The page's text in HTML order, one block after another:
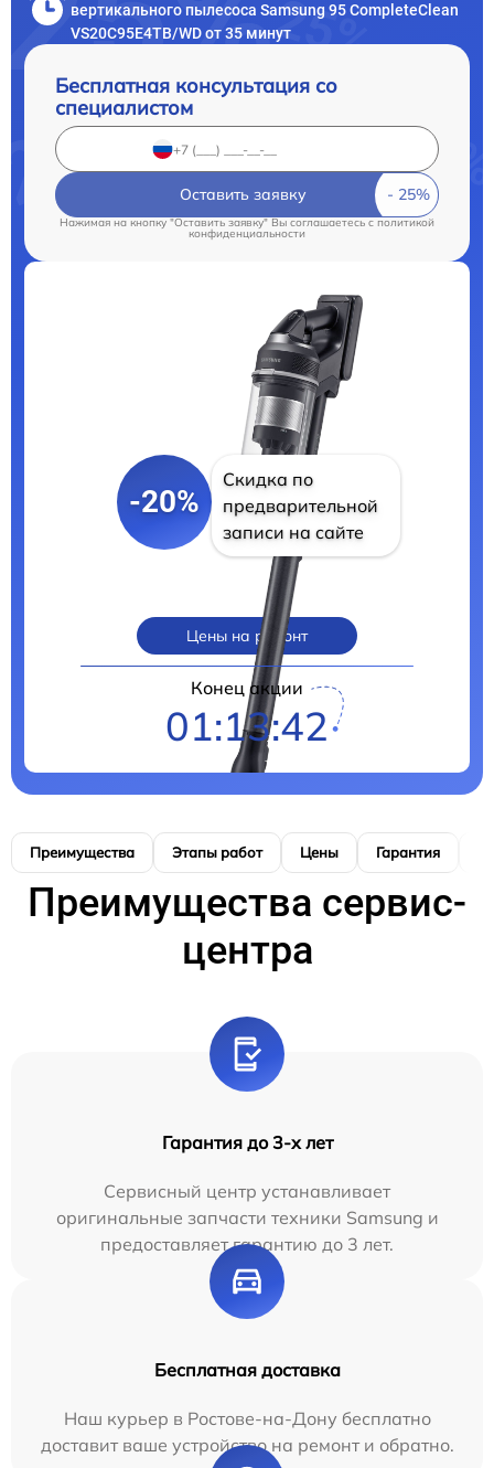
вертикального пылесоса Samsung 95 CompleteClean
VS20C95E4TB/WD от 35 минут
Бесплатная консультация со
специалистом
Оставить заявку
Нажимая на кнопку "Оставить заявку" Вы соглашаетесь c политикой
конфиденциальности
-20%
Скидка по
предварительной
записи на сайте
Цены на ремонт
Конец акции
01:13:41
Преимущества Этапы работ Цены Гарантия
Преимущества сервис-
центра
Гарантия до 3-х лет
Сервисный центр устанавливает
оригинальные запчасти техники Samsung и
предоставляет гарантию до 3 лет.
Бесплатная доставка
Наш курьер в Ростове-на-Дону бесплатно
доставит ваше устройство на ремонт и обратно.